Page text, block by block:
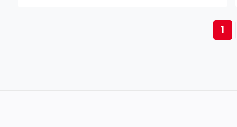
柱邊出底線，半場互交白卷。 祖雲達斯2016年之後再來香
港，換邊後為球迷送上精彩入球，接應尤迪斯的傳送，錫
1